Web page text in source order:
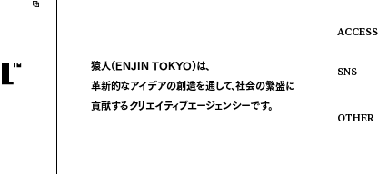
猿人(ENJIN TOKYO)は、
革新的なアイデアの創造を通して、社会の繁盛に
貢献するクリエイティブエージェンシーです。
ACCESS
SNS
OTHER